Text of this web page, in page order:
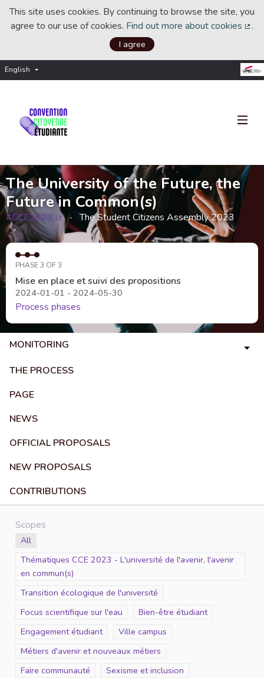
This site uses cookies. By continuing to browse the site, you
agree to our use of cookies. Find out more about cookies .
I agree
English Choisir la langue
The University of the Future, the
Future in Common(s)
#CCE2023
(External link)
The Student Citizens Assembly 2023
PHASE 3 OF 3
Mise en place et suivi des propositions
2024-01-01 - 2024-05-30
Process phases
MONITORING
THE PROCESS
PAGE
NEWS
OFFICIAL PROPOSALS
NEW PROPOSALS
CONTRIBUTIONS
Scopes
Scope
All
Scope
Thématiques CCE 2023 - L'université de l'avenir, l'avenir
en commun(s)
Scope
Transition écologique de l'université
Scope
Focus scientifique sur l'eau Scope
Bien-être étudiant
Scope
Engagement étudiant Scope
Ville campus
Scope
Métiers d'avenir et nouveaux métiers
Scope
Faire communauté Scope
Sexisme et inclusion